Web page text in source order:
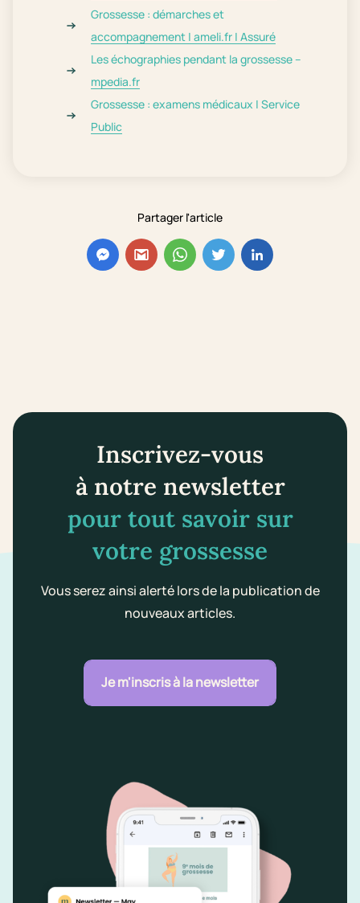
Partager l'article
Grossesse : démarches et
accompagnement | ameli.fr | Assuré
Les échographies pendant la grossesse –
mpedia.fr
Grossesse : examens médicaux | Service
Public
Inscrivez-vous
à notre newsletter
pour tout savoir sur
votre grossesse
Vous serez ainsi alerté lors de la publication de
nouveaux articles.
Je m'inscris à la newsletter